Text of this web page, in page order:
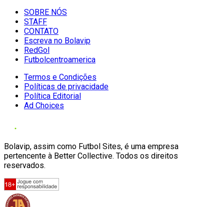
SOBRE NÓS
STAFF
CONTATO
Escreva no Bolavip
RedGol
Futbolcentroamerica
Termos e Condições
Políticas de privacidade
Política Editorial
Ad Choices
Bolavip, assim como Futbol Sites, é uma empresa
pertencente à Better Collective. Todos os direitos
reservados.